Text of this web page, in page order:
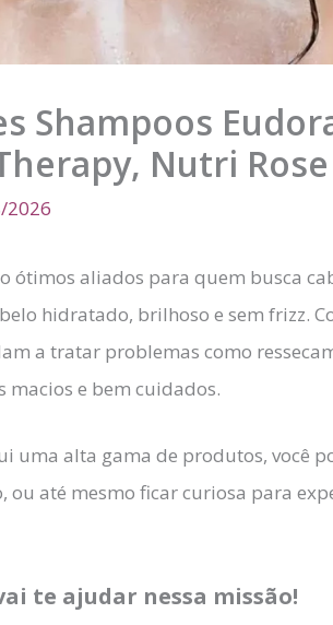
Shampoos
Nutri
2026
ótimos aliados para quem busca
hidratado, brilhoso e sem frizz.
a tratar problemas como
e bem cuidados.
uma alta gama de produtos, você
ou até mesmo ficar curiosa para
te ajudar nessa missão!